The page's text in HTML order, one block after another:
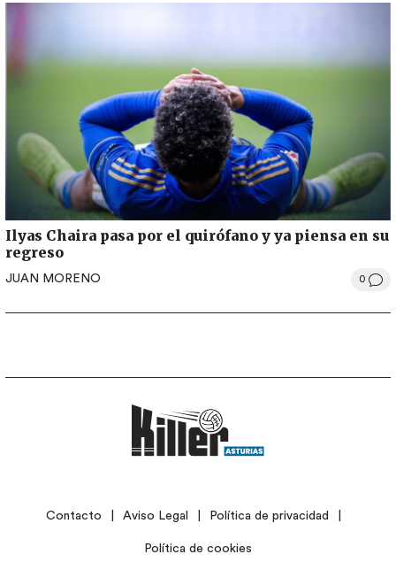
Ilyas Chaira pasa por el quirófano y ya piensa en su
regreso
JUAN MORENO 0
LEGALContacto Aviso Legal Política de privacidad
Política de cookies